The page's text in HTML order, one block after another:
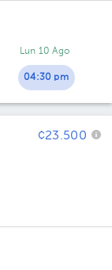
Lun 10 Ago
04:30 pm
¢23.500